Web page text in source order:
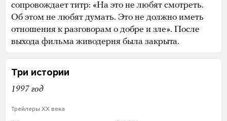
сопровождает титр: «На это не любят смотреть.
Об этом не любят думать. Это не должно иметь
отношения к разговорам о добре и зле». После
выхода фильма живодерня была закрыта.
Три истории
1997 год
Трейлеры XX века